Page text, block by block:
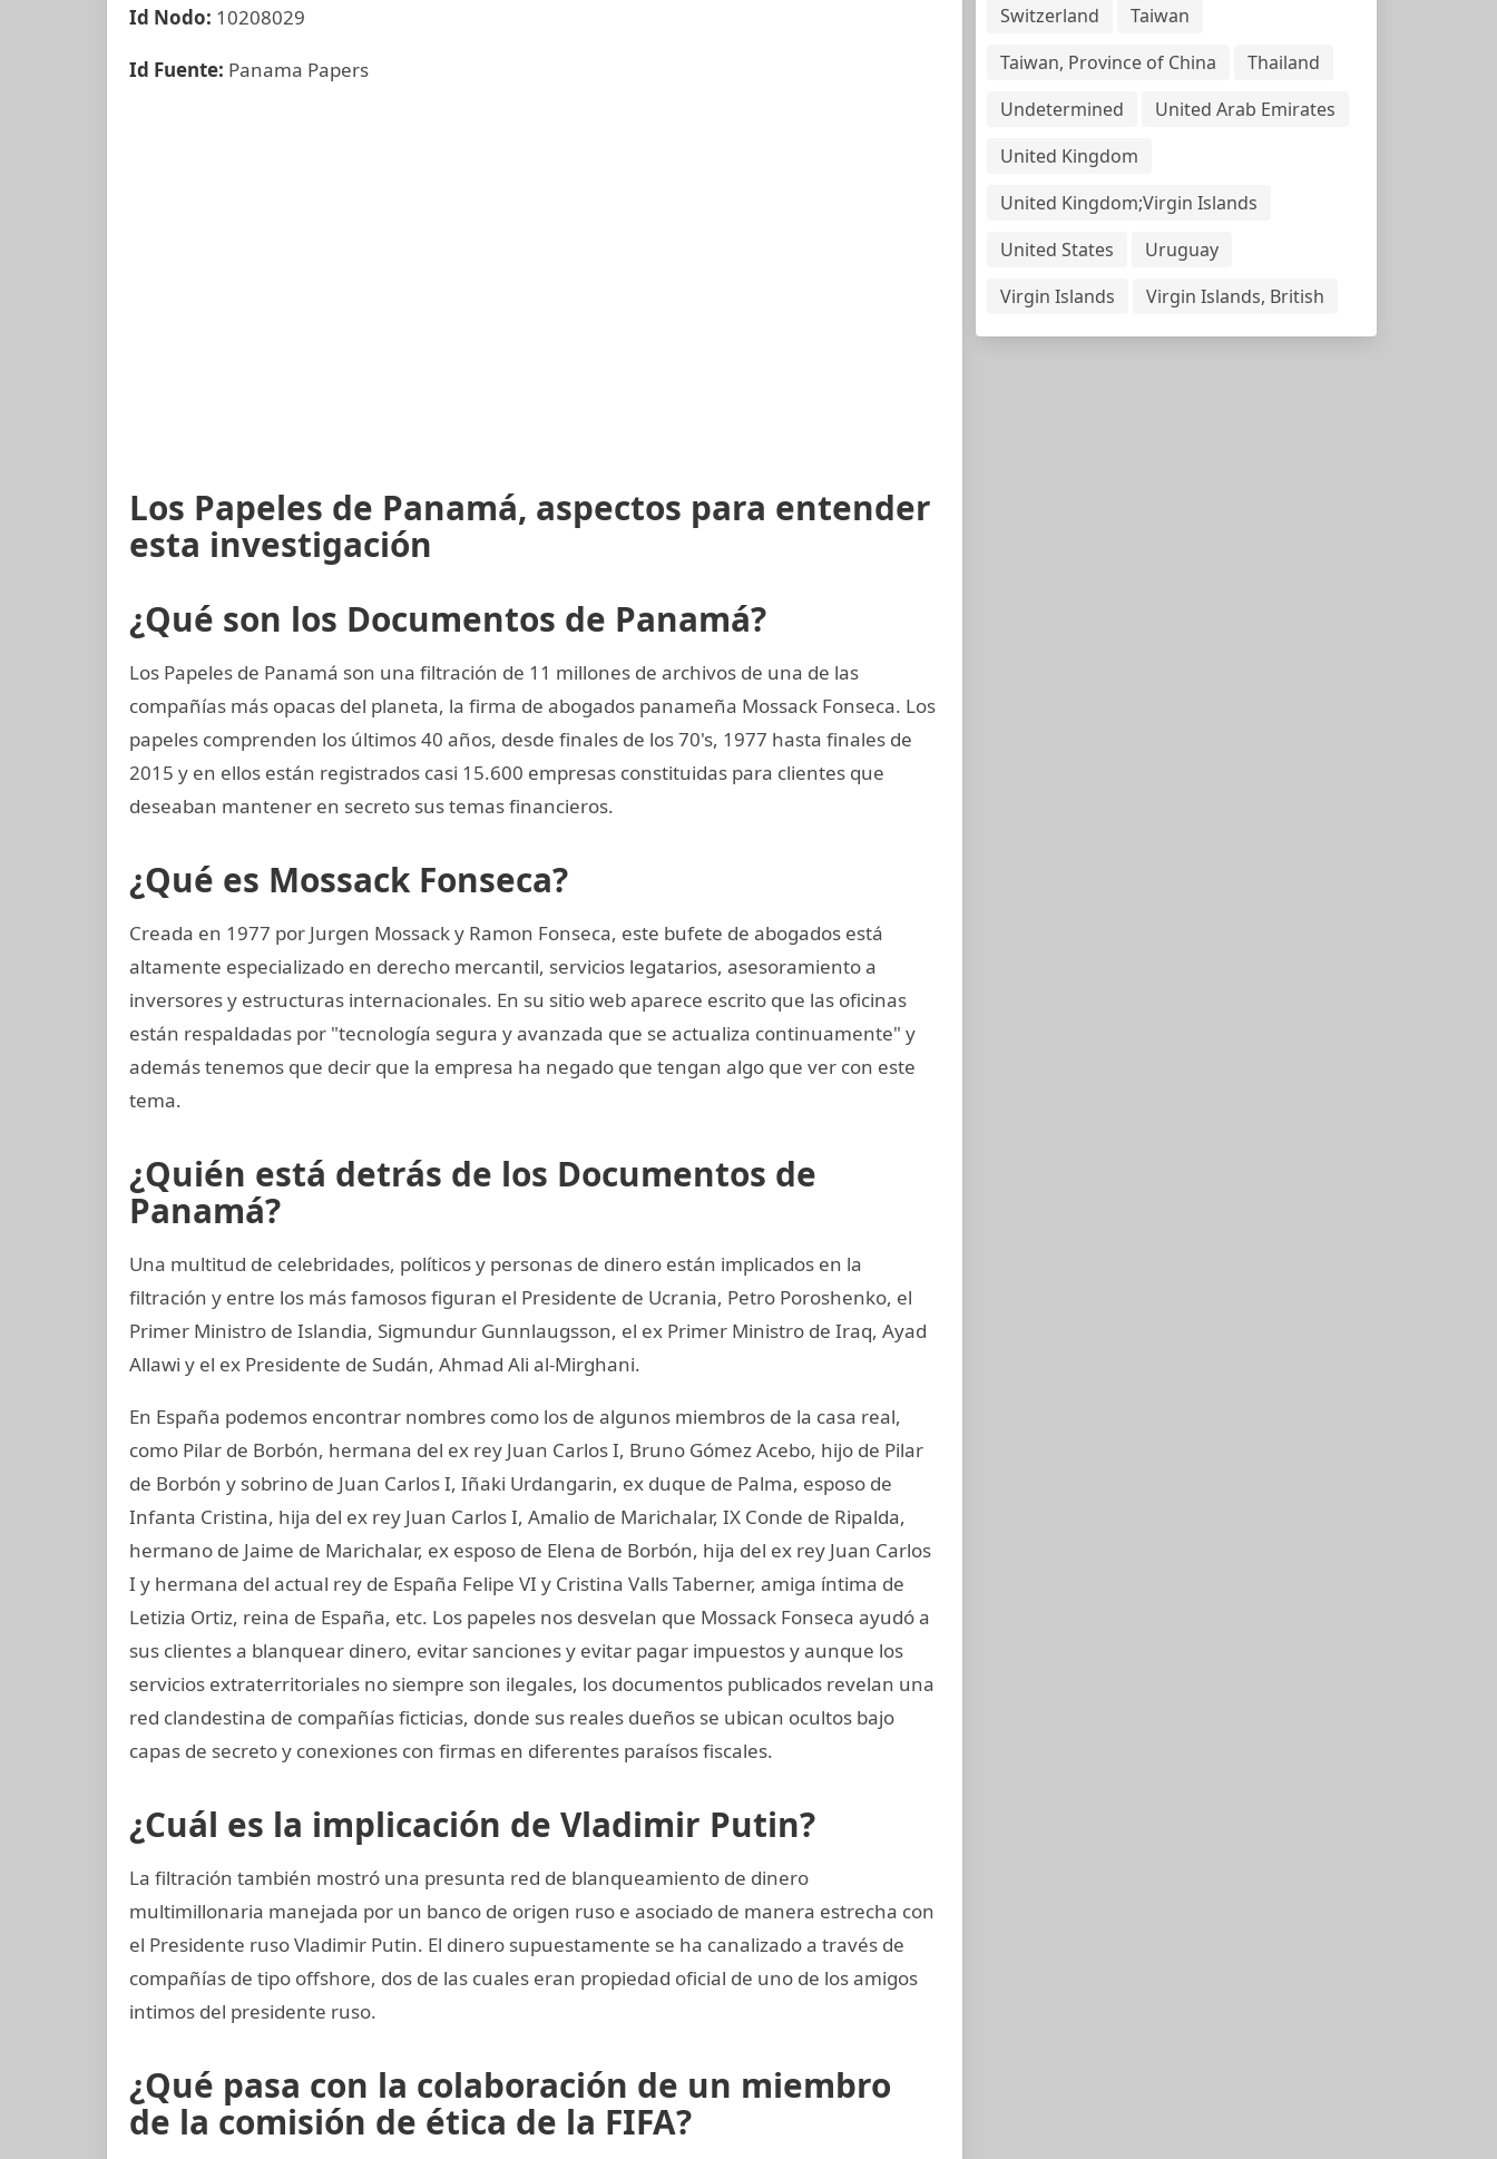
Id Nodo: 10208029
Id Fuente: Panama Papers
Los Papeles de Panamá, aspectos para entender
esta investigación
¿Qué son los Documentos de Panamá?
Los Papeles de Panamá son una filtración de 11 millones de archivos de una de las
compañías más opacas del planeta, la firma de abogados panameña Mossack Fonseca. Los
papeles comprenden los últimos 40 años, desde finales de los 70's, 1977 hasta finales de
2015 y en ellos están registrados casi 15.600 empresas constituidas para clientes que
deseaban mantener en secreto sus temas financieros.
¿Qué es Mossack Fonseca?
Creada en 1977 por Jurgen Mossack y Ramon Fonseca, este bufete de abogados está
altamente especializado en derecho mercantil, servicios legatarios, asesoramiento a
inversores y estructuras internacionales. En su sitio web aparece escrito que las oficinas
están respaldadas por "tecnología segura y avanzada que se actualiza continuamente" y
además tenemos que decir que la empresa ha negado que tengan algo que ver con este
tema.
¿Quién está detrás de los Documentos de
Panamá?
Una multitud de celebridades, políticos y personas de dinero están implicados en la
filtración y entre los más famosos figuran el Presidente de Ucrania, Petro Poroshenko, el
Primer Ministro de Islandia, Sigmundur Gunnlaugsson, el ex Primer Ministro de Iraq, Ayad
Allawi y el ex Presidente de Sudán, Ahmad Ali al-Mirghani.
En España podemos encontrar nombres como los de algunos miembros de la casa real,
como Pilar de Borbón, hermana del ex rey Juan Carlos I, Bruno Gómez Acebo, hijo de Pilar
de Borbón y sobrino de Juan Carlos I, Iñaki Urdangarin, ex duque de Palma, esposo de
Infanta Cristina, hija del ex rey Juan Carlos I, Amalio de Marichalar, IX Conde de Ripalda,
hermano de Jaime de Marichalar, ex esposo de Elena de Borbón, hija del ex rey Juan Carlos
I y hermana del actual rey de España Felipe VI y Cristina Valls Taberner, amiga íntima de
Letizia Ortiz, reina de España, etc. Los papeles nos desvelan que Mossack Fonseca ayudó a
sus clientes a blanquear dinero, evitar sanciones y evitar pagar impuestos y aunque los
servicios extraterritoriales no siempre son ilegales, los documentos publicados revelan una
red clandestina de compañías ficticias, donde sus reales dueños se ubican ocultos bajo
capas de secreto y conexiones con firmas en diferentes paraísos fiscales.
¿Cuál es la implicación de Vladimir Putin?
La filtración también mostró una presunta red de blanqueamiento de dinero
multimillonaria manejada por un banco de origen ruso e asociado de manera estrecha con
el Presidente ruso Vladimir Putin. El dinero supuestamente se ha canalizado a través de
compañías de tipo offshore, dos de las cuales eran propiedad oficial de uno de los amigos
intimos del presidente ruso.
¿Qué pasa con la colaboración de un miembro
de la comisión de ética de la FIFA?
Switzerland
Taiwan
Taiwan, Province of China
Thailand
Undetermined
United Arab Emirates
United Kingdom
United Kingdom;Virgin Islands
United States
Uruguay
Virgin Islands
Virgin Islands, British